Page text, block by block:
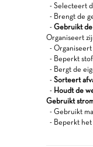
- Selecteert
- Brengt de
- Gebruikt de
Organiseert
-
- Beperkt
- Bergt de
- Sorteert
- Houdt de
Gebruikt
- Gebruikt
- Beperkt